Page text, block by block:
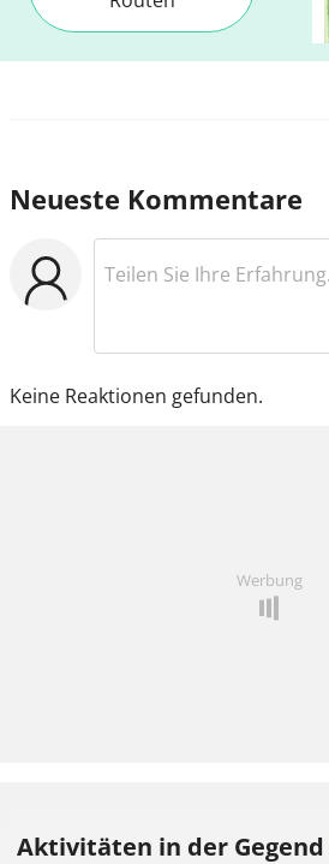
Neueste Kommentare
Keine Reaktionen gefunden.
Werbung
Aktivitäten in der Gegend